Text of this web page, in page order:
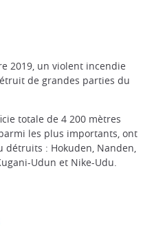
2019, un violent incendie
de grandes parties du
totale de 4 200 mètres
les plus importants, ont
détruits : Hokuden, Nanden,
Udun et Nike-Udu.